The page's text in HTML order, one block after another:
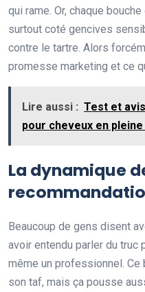
qui rame. Or, chaque
surtout coté gencives
contre le tartre. Alors
promesse marketing et ce
Lire aussi : Test et
pour cheveux en
La dynamique
Beaucoup de gens disent
avoir entendu parler du truc
même un professionnel.
son taf, mais ça pousse